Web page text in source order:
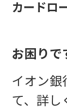
カードロ
お困りで
イオン銀
て、詳し